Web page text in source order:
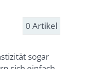
0 Artikel
sogar